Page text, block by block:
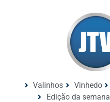
Valinhos Vinhedo
Edição da semana